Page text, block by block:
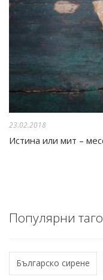
23.02.2018
Истина или мит –
Популярни
Българско сирене